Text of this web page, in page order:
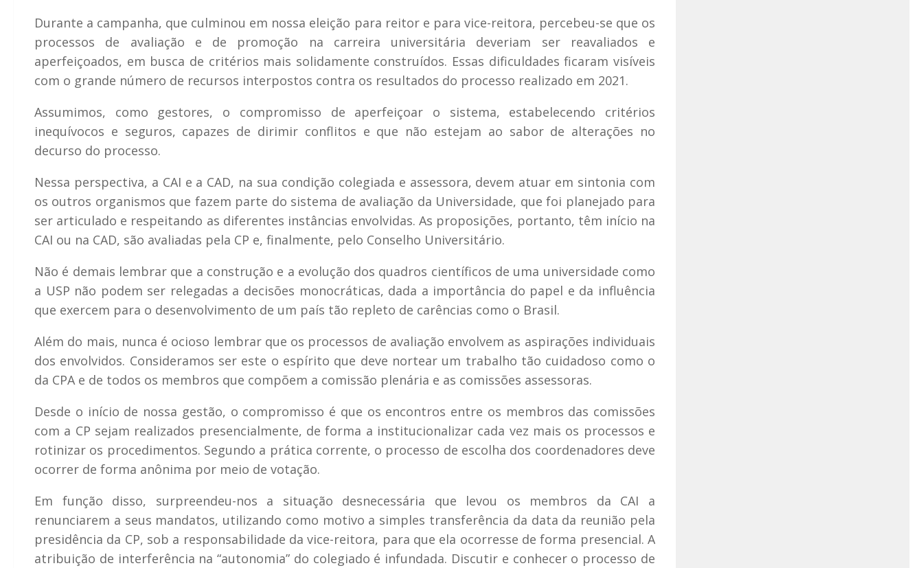
Durante a campanha, que culminou em nossa eleição para reitor e para vice-reitora, percebeu-se que os
processos de avaliação e de promoção na carreira universitária deveriam ser reavaliados e
aperfeiçoados, em busca de critérios mais solidamente construídos. Essas dificuldades ficaram visíveis
com o grande número de recursos interpostos contra os resultados do processo realizado em 2021.
Assumimos, como gestores, o compromisso de aperfeiçoar o sistema, estabelecendo critérios
inequívocos e seguros, capazes de dirimir conflitos e que não estejam ao sabor de alterações no
decurso do processo.
Nessa perspectiva, a CAI e a CAD, na sua condição colegiada e assessora, devem atuar em sintonia com
os outros organismos que fazem parte do sistema de avaliação da Universidade, que foi planejado para
ser articulado e respeitando as diferentes instâncias envolvidas. As proposições, portanto, têm início na
CAI ou na CAD, são avaliadas pela CP e, finalmente, pelo Conselho Universitário.
Não é demais lembrar que a construção e a evolução dos quadros científicos de uma universidade como
a USP não podem ser relegadas a decisões monocráticas, dada a importância do papel e da influência
que exercem para o desenvolvimento de um país tão repleto de carências como o Brasil.
Além do mais, nunca é ocioso lembrar que os processos de avaliação envolvem as aspirações individuais
dos envolvidos. Consideramos ser este o espírito que deve nortear um trabalho tão cuidadoso como o
da CPA e de todos os membros que compõem a comissão plenária e as comissões assessoras.
Desde o início de nossa gestão, o compromisso é que os encontros entre os membros das comissões
com a CP sejam realizados presencialmente, de forma a institucionalizar cada vez mais os processos e
rotinizar os procedimentos. Segundo a prática corrente, o processo de escolha dos coordenadores deve
ocorrer de forma anônima por meio de votação.
Em função disso, surpreendeu-nos a situação desnecessária que levou os membros da CAI a
renunciarem a seus mandatos, utilizando como motivo a simples transferência da data da reunião pela
presidência da CP, sob a responsabilidade da vice-reitora, para que ela ocorresse de forma presencial. A
atribuição de interferência na “autonomia” do colegiado é infundada. Discutir e conhecer o processo de